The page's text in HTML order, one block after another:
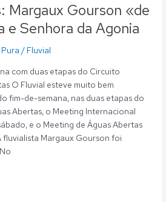
Margaux Gourson «de
e Senhora da Agonia
/ Fluvial
com duas etapas do Circuito
O Fluvial esteve muito bem
fim-de-semana, nas duas etapas do
Abertas, o Meeting Internacional
e o Meeting de Águas Abertas
fluvialista Margaux Gourson foi